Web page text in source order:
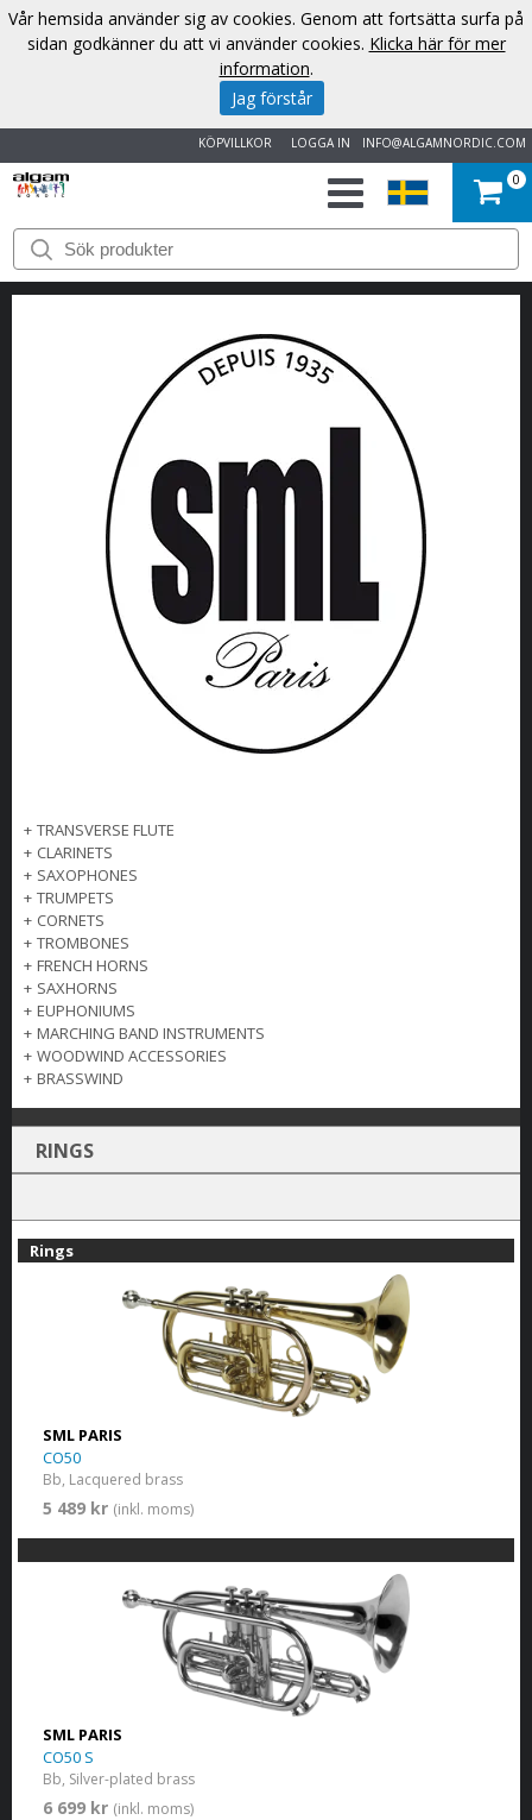
INFO@ALGAMNORDIC.COM
LOGGA IN
KÖPVILLKOR
START
VARUMÄRKEN
NYHETER
OSS
KONTAKT
0
+ TRANSVERSE FLUTE
+ CLARINETS
+ SAXOPHONES
+ TRUMPETS
+ CORNETS
+ TROMBONES
+ FRENCH HORNS
+ SAXHORNS
+ EUPHONIUMS
+ MARCHING BAND INSTRUMENTS
+ WOODWIND ACCESSORIES
+ BRASSWIND
RINGS
Rings
SML PARIS
CO50
Bb, Lacquered brass
5 489 kr (inkl. moms)
SML PARIS
CO50 S
Bb, Silver-plated brass
6 699 kr (inkl. moms)
Vår hemsida använder sig av cookies. Genom att fortsätta surfa på
sidan godkänner du att vi använder cookies. Klicka här för mer
information.
Jag förstår